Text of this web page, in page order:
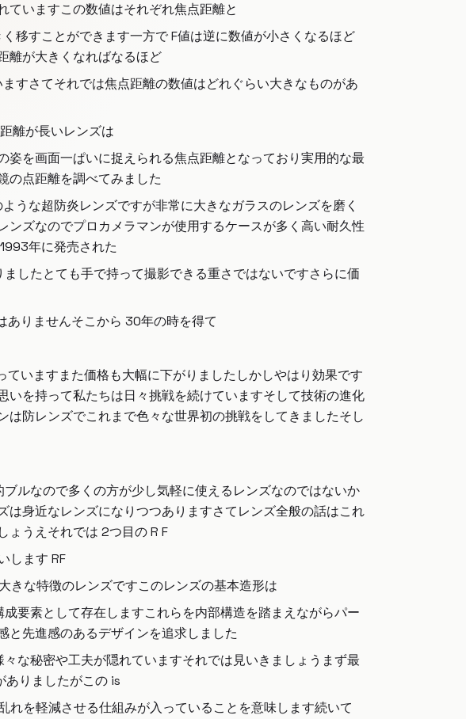
ていますこの数値はそれぞれ焦点距離と
移すことができます一方で F値は逆に数値が小さくなるほど
離が大きくなればなるほど
すさてそれでは焦点距離の数値はどれぐらい大きなものがあ
離が長いレンズは
を画面一ぱいに捉えられる焦点距離となっており実用的な最
の点距離を調べてみました
うな超防炎レンズですが非常に大きなガラスのレンズを磨く
ズなのでプロカメラマンが使用するケースが多く高い耐久性
年に発売された
したとても手で持って撮影できる重さではないですさらに価
りませんそこから 30年の時を得て
いますまた価格も大幅に下がりましたしかしやはり効果です
を持って私たちは日々挑戦を続けていますそして技術の進化
防レンズでこれまで色々な世界初の挑戦をしてきましたそし
ルなので多くの方が少し気軽に使えるレンズなのではないか
身近なレンズになりつつありますさてレンズ全般の話はこれ
ょうえそれでは 2つ目の R F
します RF
な特徴のレンズですこのレンズの基本造形は
要素として存在しますこれらを内部構造を踏まえながらパー
と先進感のあるデザインを追求しました
な秘密や工夫が隠れていますそれでは見いきましょうまず最
ありましたがこの is
を軽減させる仕組みが入っていることを意味します続いて